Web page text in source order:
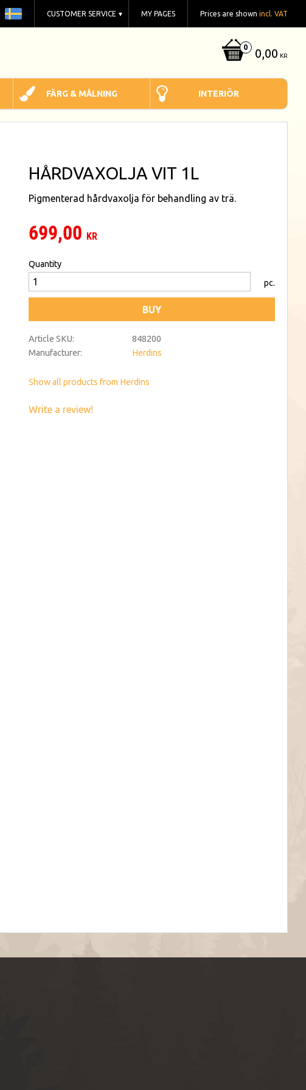
0,00 KR
Prices are shown incl. VAT
MY PAGES
CUSTOMER SERVICE
FÄRG & MÅLNING INTERIÖR
HÅRDVAXOLJA VIT 1L
Pigmenterad hårdvaxolja för behandling av trä.
699,00 KR
Quantity
pc.
BUY
Article SKU
848200
Manufacturer
Herdins
Show all products from Herdins
Write a review!